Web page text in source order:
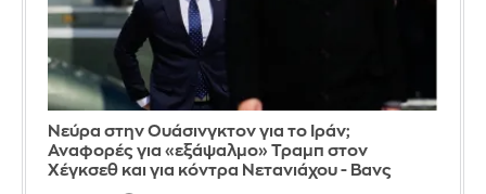
Νεύρα στην Ουάσινγκτον για το Ιράν;
Αναφορές για «εξάψαλμο» Τραμπ στον
Χέγκσεθ και για κόντρα Νετανιάχου - Βανς